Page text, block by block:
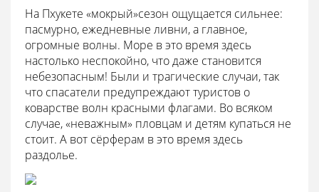
На Пхукете «мокрый»сезон ощущается сильнее:
пасмурно, ежедневные ливни, а главное,
огромные волны. Море в это время здесь
настолько неспокойно, что даже становится
небезопасным! Были и трагические случаи, так
что спасатели предупреждают туристов о
коварстве волн красными флагами. Во всяком
случае, «неважным» пловцам и детям купаться не
стоит. А вот сёрферам в это время здесь
раздолье.